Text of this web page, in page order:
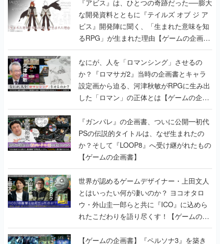
『アビス』は、ひとつの奇跡だった──膨大
な開発資料とともに『テイルズ オブ ジ ア
ビス』開発陣に聞く、「生まれた意味を知
るRPG」が生まれた理由【ゲームの企画
書】
なにが、人を「ロマンシング」させるの
か？『ロマサガ2』当時の企画書とキャラ
設定画から迫る、河津秋敏がRPGに生み出
した「ロマン」の正体とは【ゲームの企画
書】
『ガンパレ』の企画書、ついに公開━初代
PSの伝説的タイトルは、なぜ生まれたの
か？そして『LOOP8』へ受け継がれたもの
【ゲームの企画書】
世界が認めるゲームデザイナー・上田文人
とはいったい何が凄いのか？ ヨコオタロ
ウ・外山圭一郎らと共に『ICO』に込めら
れたこだわりを語り尽くす！【ゲームの企
画書】
【ゲームの企画書】『ペルソナ3』を築き